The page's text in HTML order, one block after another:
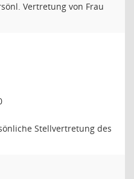
Vertretung von Frau
Stellvertretung des